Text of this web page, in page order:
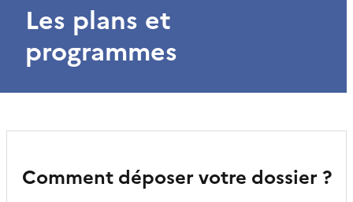
Les plans et
programmes
Comment déposer votre dossier ?